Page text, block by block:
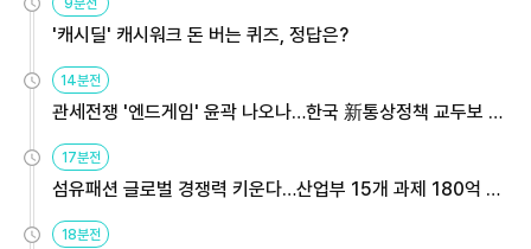
'캐시딜' 캐시워크 돈 버는 퀴즈, 정답은?
14분전
관세전쟁 '엔드게임' 윤곽 나오나…한국 新통상정책 교두보 활
17분전
섬유패션 글로벌 경쟁력 키운다…산업부 15개 과제 180억 지
18분전